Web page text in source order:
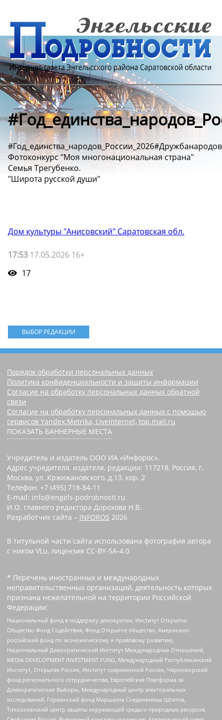
Фотоконкурс "Моя многонациональная страна"
Семья Трегубенко.
"Широта русской души"
Дом культуры "Анисовский" Саратовская обл.
17:53 17.05.2026 16+
17
ВЫБОР РЕДАКЦИИ
Порядок обработки персональных данных
Политика конфиденциальности и защиты информации
Согласие на обработку персональных данных обратной
связи
Согласие на обработку персональных данных с помощью
сервисов Yandex.Metrika, LiveInternet, top.mail.ru
ПОКАЗАТЬ БАННЕРНЫЕ МЕСТА
Учредитель и издатель ООО ИА «Инфорос».
Адрес учредителя, издателя, редакции: 117218, Россия, г.
Москва, ул. Кржижановского, д.13, кор. 2
Телефон: +7 (495) 718-84-11
E-mail: info@engels-podrobnosti.ru
И.О. главного редактора Дорохова Н.В.
Разработчик сайта – INFOROS 2026
В титульной части сайта использована фотография автора
с ником VLu, лицензия CC-BY-SA-4.0
* Перечень иностранных и международных
неправительственных организаций, деятельность которых
признана нежелательной на территории Российской
Федерации:
Национальный фонд в поддержку демократии, Институт Открытое
Общество Фонд Содействия, Фонд Открытое общество, Американо-
российский фонд по экономическому и правовому развитию,
Национальный Демократический Институт Международных Отношений,
MEDIA DEVELOPMENT INVESTMENT FUND, Международный Республиканский
Институт, Открытая Россия, Институт современной России, Черноморский
фонд регионального сотрудничества, Европейская Платформа за
Демократические Выборы, Международный центр электоральных
исследований, Германский фонд Маршалла Соединенных Штатов,
Тихоокеанский центр защиты окружающей среды и природных ресурсов,